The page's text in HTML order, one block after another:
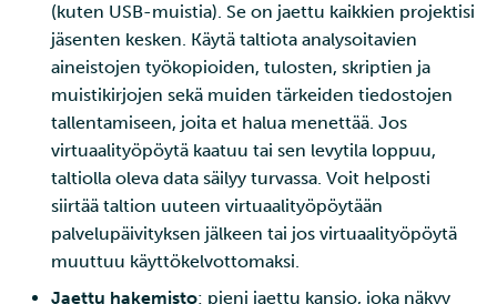
(kuten USB-muistia). Se on jaettu kaikkien projektisi
jäsenten kesken. Käytä taltiota analysoitavien
aineistojen työkopioiden, tulosten, skriptien ja
muistikirjojen sekä muiden tärkeiden tiedostojen
tallentamiseen, joita et halua menettää. Jos
virtuaalityöpöytä kaatuu tai sen levytila loppuu,
taltiolla oleva data säilyy turvassa. Voit helposti
siirtää taltion uuteen virtuaalityöpöytään
palvelupäivityksen jälkeen tai jos virtuaalityöpöytä
muuttuu käyttökelvottomaksi.
Jaettu hakemisto: pieni jaettu kansio, joka näkyy